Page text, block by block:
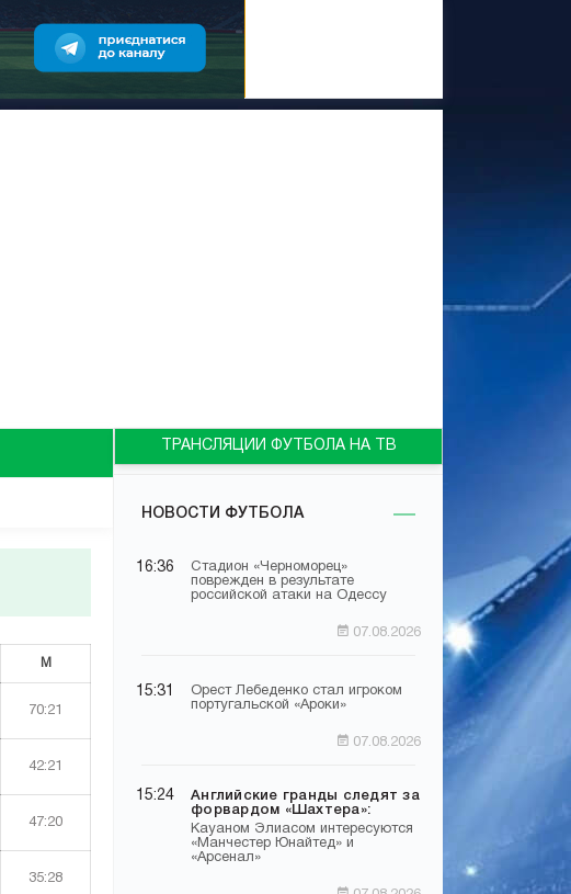
М
70:21
42:21
47:20
35:28
ТРАНСЛЯЦИИ ФУТБОЛА НА ТВ
НОВОСТИ ФУТБОЛА
16:36
Стадион «Черноморец»
поврежден в результате
российской атаки на Одессу
07.08.2026
15:31
Орест Лебеденко стал игроком
португальской «Ароки»
07.08.2026
15:24
Английские гранды следят за
форвардом «Шахтера»:
Кауаном Элиасом интересуются
«Манчестер Юнайтед» и
«Арсенал»